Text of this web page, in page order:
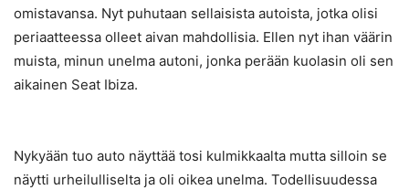
omistavansa. Nyt puhutaan sellaisista autoista, jotka olisi
periaatteessa olleet aivan mahdollisia. Ellen nyt ihan väärin
muista, minun unelma autoni, jonka perään kuolasin oli sen
aikainen Seat Ibiza.
Nykyään tuo auto näyttää tosi kulmikkaalta mutta silloin se
näytti urheilulliselta ja oli oikea unelma. Todellisuudessa